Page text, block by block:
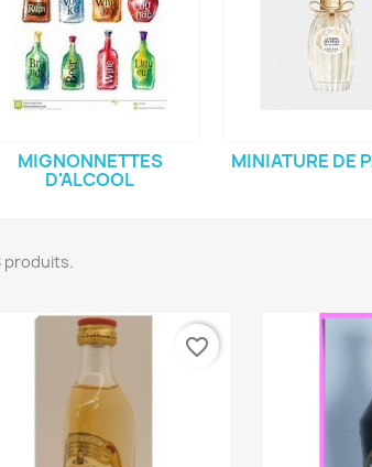
MIGNONNETTES
D'ALCOOL
MINIATURE DE
produits.
favorite_border